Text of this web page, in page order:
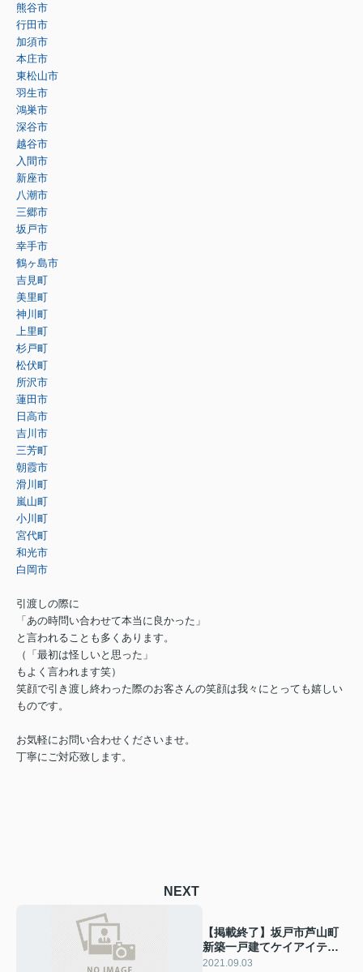
熊谷市
行田市
加須市
本庄市
東松山市
羽生市
鴻巣市
深谷市
越谷市
入間市
新座市
八潮市
三郷市
坂戸市
幸手市
鶴ヶ島市
吉見町
美里町
神川町
上里町
杉戸町
松伏町
所沢市
蓮田市
日高市
吉川市
三芳町
朝霞市
滑川町
嵐山町
小川町
宮代町
和光市
白岡市
引渡しの際に
「あの時問い合わせて本当に良かった」
と言われることも多くあります。
（「最初は怪しいと思った」
もよく言われます笑）
笑顔で引き渡し終わった際のお客さんの笑顔は我々にとっても嬉しい
ものです。
お気軽にお問い合わせくださいませ。
丁寧にご対応致します。
NEXT
【掲載終了】坂戸市芦山町
新築一戸建てケイアイテラ
ス全4棟
2021.09.03